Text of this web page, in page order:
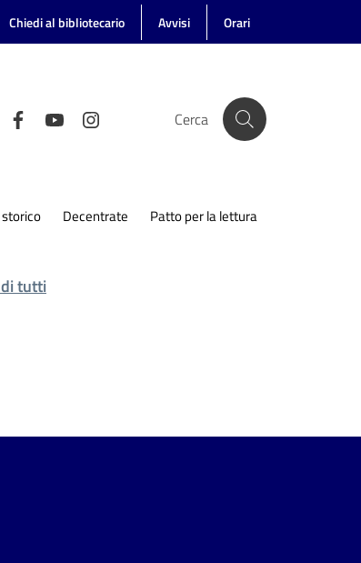
Chiedi al bibliotecario Avvisi Orari
Cerca
Decentrate Patto per la lettura
tutti